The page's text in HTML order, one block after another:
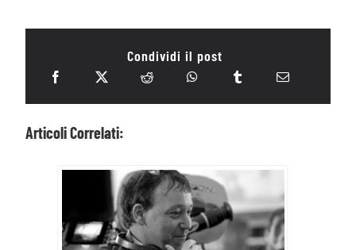
Condividi il post
Articoli Correlati: